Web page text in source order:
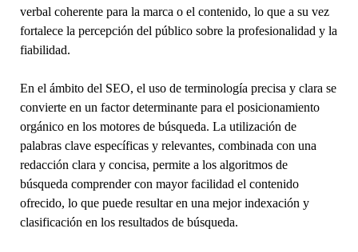
verbal coherente para la marca o el contenido, lo que a su vez
fortalece la percepción del público sobre la profesionalidad y la
fiabilidad.
En el ámbito del SEO, el uso de terminología precisa y clara se
convierte en un factor determinante para el posicionamiento
orgánico en los motores de búsqueda. La utilización de
palabras clave específicas y relevantes, combinada con una
redacción clara y concisa, permite a los algoritmos de
búsqueda comprender con mayor facilidad el contenido
ofrecido, lo que puede resultar en una mejor indexación y
clasificación en los resultados de búsqueda.